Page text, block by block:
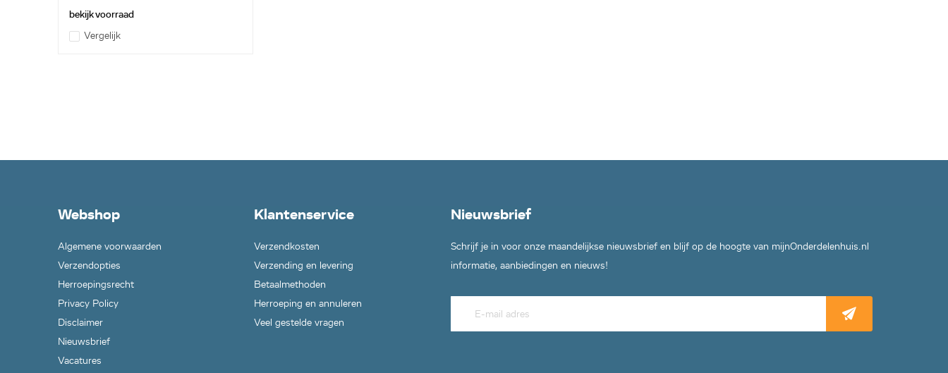
bekijk voorraad
Vergelijk
Webshop
Algemene voorwaarden
Verzendopties
Herroepingsrecht
Privacy Policy
Disclaimer
Nieuwsbrief
Vacatures
Klantenservice
Verzendkosten
Verzending en levering
Betaalmethoden
Herroeping en annuleren
Veel gestelde vragen
Nieuwsbrief
Schrijf je in voor onze maandelijkse nieuwsbrief en blijf op de hoogte van mijnOnderdelenhuis.nl
informatie, aanbiedingen en nieuws!